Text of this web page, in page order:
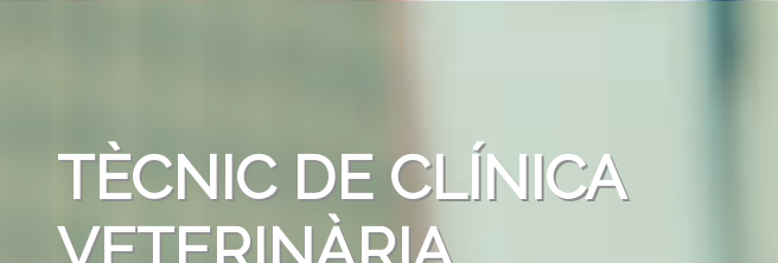
TÈCNIC DE CLÍNICA